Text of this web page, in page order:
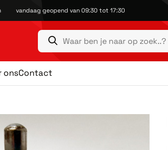
vandaag geopend van 09:30 tot 17:30
onsContact